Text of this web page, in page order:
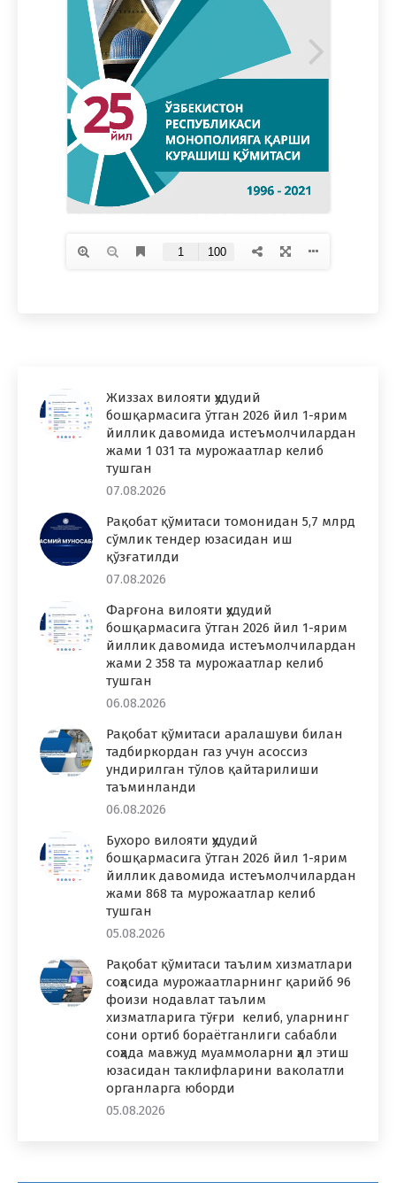
Жиззах вилояти ҳудудий
бошқармасига ўтган 2026 йил 1-ярим
йиллик давомида истеъмолчилардан
жами 1 031 та мурожаатлар келиб
тушган
07.08.2026
Рақобат қўмитаси томонидан 5,7 млрд
сўмлик тендер юзасидан иш
қўзғатилди
07.08.2026
Фарғона вилояти ҳудудий
бошқармасига ўтган 2026 йил 1-ярим
йиллик давомида истеъмолчилардан
жами 2 358 та мурожаатлар келиб
тушган
06.08.2026
Рақобат қўмитаси аралашуви билан
тадбиркордан газ учун асоссиз
ундирилган тўлов қайтарилиши
таъминланди
06.08.2026
Бухоро вилояти ҳудудий
бошқармасига ўтган 2026 йил 1-ярим
йиллик давомида истеъмолчилардан
жами 868 та мурожаатлар келиб
тушган
05.08.2026
Рақобат қўмитаси таълим хизматлари
соҳасида мурожаатларнинг қарийб 96
фоизи нодавлат таълим
хизматларига тўғри келиб, уларнинг
сони ортиб бораётганлиги сабабли
соҳада мавжуд муаммоларни ҳал этиш
юзасидан таклифларини ваколатли
органларга юборди
05.08.2026